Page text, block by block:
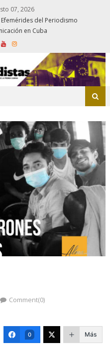
07, 2026
Efemérides del Periodismo
en Cuba
Comment(0)
0 Más